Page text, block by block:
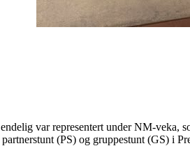
var representert under NM-veka,
(PS) og gruppestunt (GS) i